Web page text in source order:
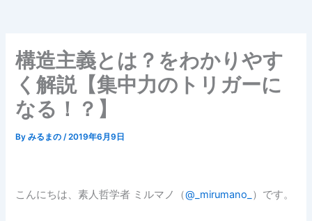
構造主義とは？をわかりやす
く解説【集中力のトリガーに
なる！？】
Byみるまの/2019年6月9日
こんにちは、素人哲学者 ミルマノ（@_mirumano_ ）です。